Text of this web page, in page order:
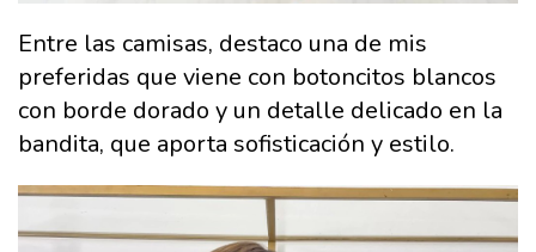
Entre las camisas, destaco una de mis
preferidas que viene con botoncitos blancos
con borde dorado y un detalle delicado en la
bandita, que aporta sofisticación y estilo.